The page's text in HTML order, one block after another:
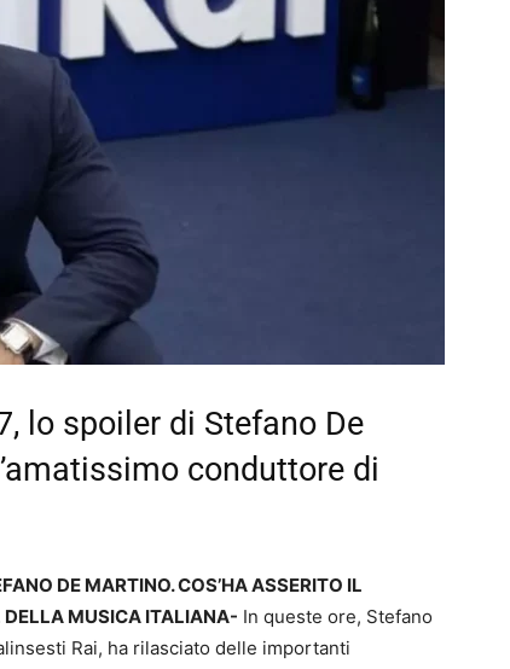
lo spoiler di Stefano De
conduttore di
DE MARTINO. COS’HA ASSERITO IL
DELLA MUSICA ITALIANA- In queste ore, Stefano
Rai, ha rilasciato delle importanti